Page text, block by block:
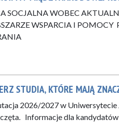
SOCJALNA WOBEC
WSPARCIA I
STUDIA, KTÓRE MAJĄ
2026/2027 w
Informacje dla kandydatów